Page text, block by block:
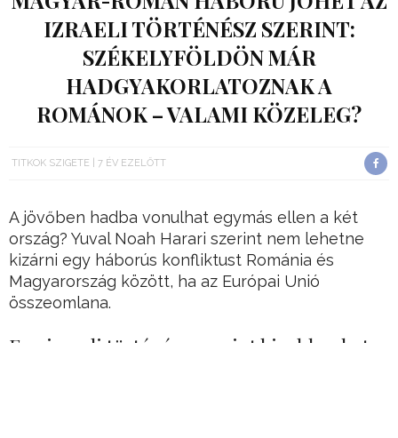
IZRAELI TÖRTÉNÉSZ SZERINT:
SZÉKELYFÖLDÖN MÁR
HADGYAKORLATOZNAK A
ROMÁNOK – VALAMI KÖZELEG?
TITKOK SZIGETE 7 ÉV EZELŐTT
A jövőben hadba vonulhat egymás ellen a két
ország? Yuval Noah Harari szerint nem lehetne
kizárni egy háborús konfliktust Románia és
Magyarország között, ha az Európai Unió
összeomlana.
Egy izraeli történész szerint kirobbanhat a